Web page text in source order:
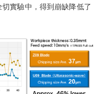
實驗中，得到崩缺降低了